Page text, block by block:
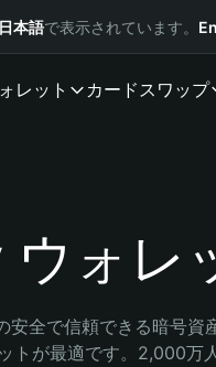
日本語で表示されています。
レット カードスワップ
ォレ
全で信頼できる暗号資
トが最適です。2,000万